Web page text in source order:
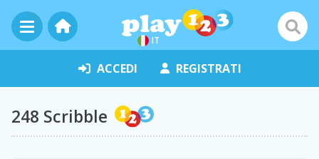
IT
ACCEDI REGISTRATI
248 Scribble